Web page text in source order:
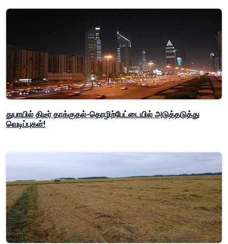
துபாயில் திடீர் தாக்குதல்-தொழிற்பேட்டையில் அடுத்தடுத்து
வெடிப்புகள்!